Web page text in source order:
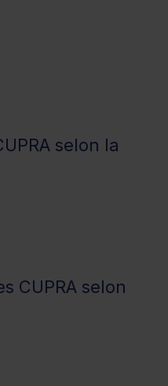
selon la
CUPRA selon